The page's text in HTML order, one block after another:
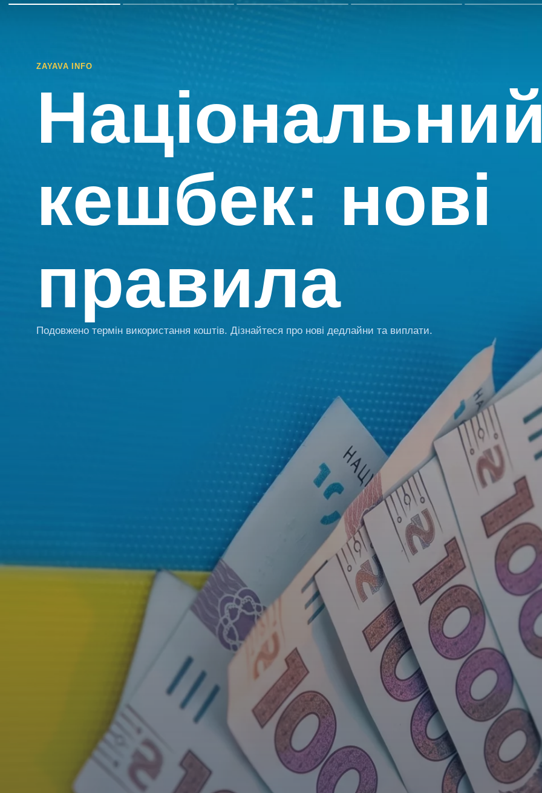
ZAYAVA INFO
кешбек: нові
правила
Подовжено термін використання коштів. Дізнайтеся про нові дедлайни та виплати.